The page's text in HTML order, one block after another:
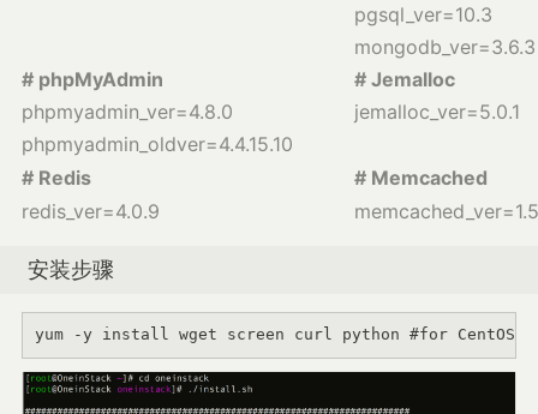
pgsql_ver=10.3
mongodb_ver=3.6.3
# phpMyAdmin
# Jemalloc
phpmyadmin_ver=4.8.0
jemalloc_ver=5.0.1
phpmyadmin_oldver=4.4.15.10
# Redis
# Memcached
redis_ver=4.0.9
安装步骤
yum -y install wget screen curl python #for